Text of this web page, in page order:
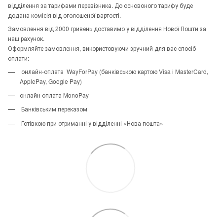
відділення за тарифами перевізника. До основоного тарифу буде
додана комісія від оголошеної вартості.
Замовлення від 2000 гривень доставимо у відділення Нової Пошти за
наш рахунок.
Оформляйте замовлення, використовуючи зручний для вас спосіб
оплати:
онлайн-оплата WayForPay (банківською картою Visa і MasterCard,
ApplePay, Google Pay)
онлайн оплата MonoPay
Банківським переказом
Готівкою при отриманні у відділенні «Нова пошта»